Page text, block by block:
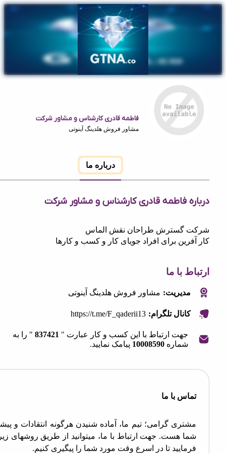
فاطمه قادری کارشناس و مشاور شرکت
مشاور فروش هلدینگ آینوتی
فاطمه قادری کارشناس و مشاور شرکت
گسترش طراحان نقش الماس
برای افراد جویای کار و کسب و کارها
با ما
مدیریت: مشاور فروش هلدینگ آینوتی
کانال تلگرام: https://t.me/F_qaderii13
جهت ارتباط با این کسب و کار عبارت "837421" را به
شماره 10008590 پیامک نمایید.
با ما
گرامی؛ تیم ما، آماده شنیدن هرگونه انتقادات و پیشنهادات
هست. جهت ارتباط با ما، میتوانید از طریق روشهای زیر اقدام
تا در اسرع وقت مورد شما را پیگیری کنیم.